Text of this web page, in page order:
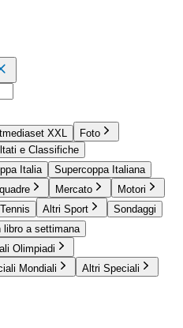
XXL
Foto
e Classifiche
Italia
Supercoppa Italiana
Mercato
Motori
Tennis Altri Sport
Sondaggi
libro a settimana
Olimpiadi
Mondiali Altri Speciali